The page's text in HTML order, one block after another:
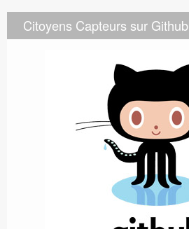
Citoyens Capteurs sur Github